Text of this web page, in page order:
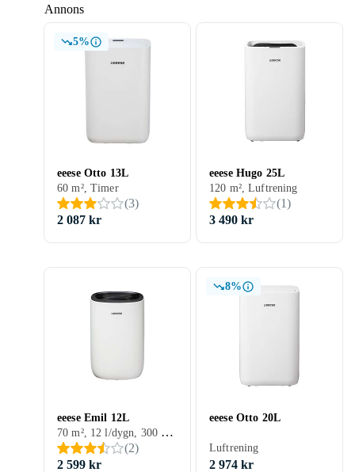
Annons
5%
eeese Otto 13L
60 m², Timer
(3)
2 087 kr
eeese Hugo 25L
120 m², Luftrening
(1)
3 490 kr
eeese Emil 12L
70 m², 12 l/dygn, 300 W, Timer
(2)
2 599 kr
8%
eeese Otto 20L
Luftrening
2 974 kr